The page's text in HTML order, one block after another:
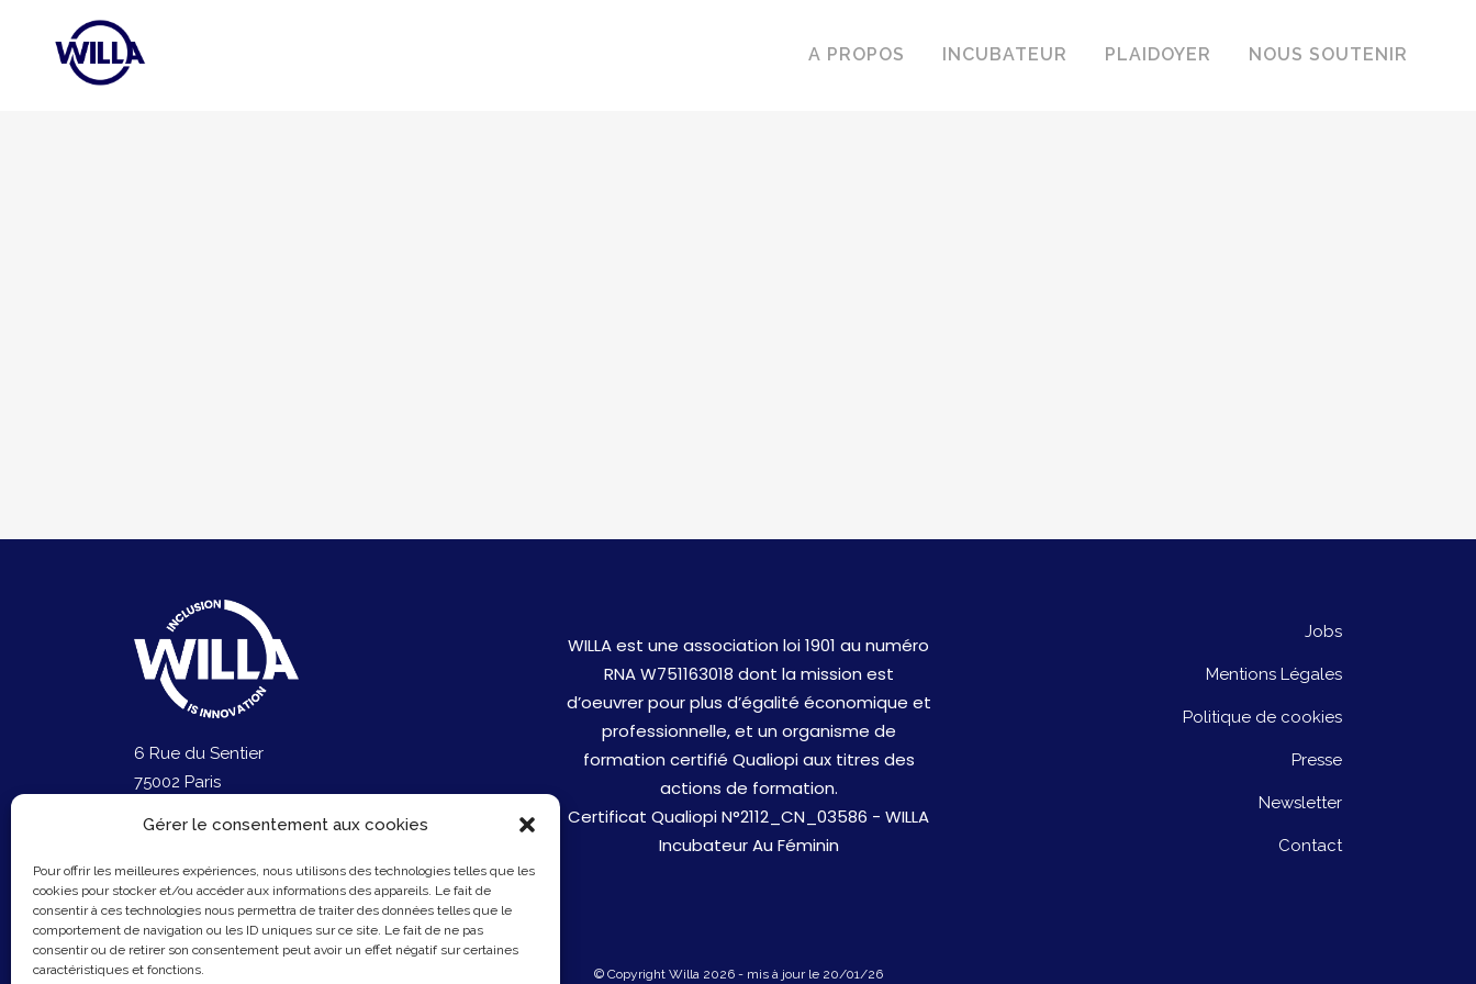
Gérer le consentement aux cookies
Pour offrir les meilleures expériences, nous utilisons des technologies telles que les
cookies pour stocker et/ou accéder aux informations des appareils. Le fait de
consentir à ces technologies nous permettra de traiter des données telles que le
comportement de navigation ou les ID uniques sur ce site. Le fait de ne pas
consentir ou de retirer son consentement peut avoir un effet négatif sur certaines
caractéristiques et fonctions.
A PROPOS INCUBATEUR PLAIDOYER NOUS SOUTENIR
6 Rue du Sentier
75002 Paris
WILLA est une association loi 1901 au numéro
RNA W751163018 dont la mission est
d’oeuvrer pour plus d’égalité économique et
professionnelle, et un organisme de
formation certifié Qualiopi aux titres des
actions de formation.
Certificat Qualiopi N°2112_CN_03586 - WILLA
Incubateur Au Féminin
Jobs
Mentions Légales
Politique de cookies
Presse
Newsletter
Contact
© Copyright Willa 2026 - mis à jour le 20/01/26